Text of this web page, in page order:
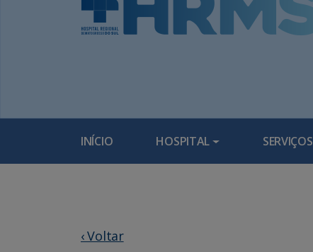
INÍCIO HOSPITAL SERVIÇOS
‹ Voltar